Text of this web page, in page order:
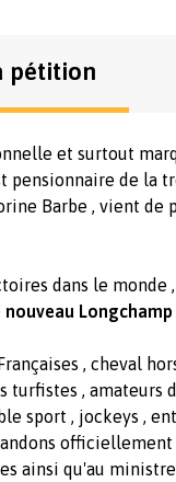
pétition
et surtout
pensionnaire de la
Barbe , vient de
dans le monde
Longchamp
, cheval
turfistes , amateurs
sport , jockeys ,
officiellement
ainsi qu'au